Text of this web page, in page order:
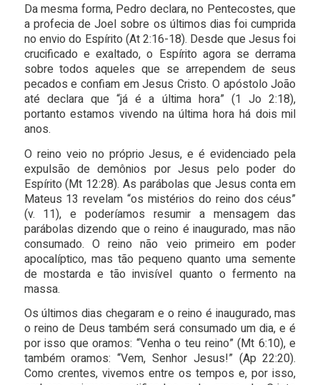
Da mesma forma, Pedro declara, no Pentecostes, que
a profecia de Joel sobre os últimos dias foi cumprida
no envio do Espírito (At 2:16-18). Desde que Jesus foi
crucificado e exaltado, o Espírito agora se derrama
sobre todos aqueles que se arrependem de seus
pecados e confiam em Jesus Cristo. O apóstolo João
até declara que “já é a última hora” (1 Jo 2:18),
portanto estamos vivendo na última hora há dois mil
anos.
O reino veio no próprio Jesus, e é evidenciado pela
expulsão de demônios por Jesus pelo poder do
Espírito (Mt 12:28). As parábolas que Jesus conta em
Mateus 13 revelam “os mistérios do reino dos céus”
(v. 11), e poderíamos resumir a mensagem das
parábolas dizendo que o reino é inaugurado, mas não
consumado. O reino não veio primeiro em poder
apocalíptico, mas tão pequeno quanto uma semente
de mostarda e tão invisível quanto o fermento na
massa.
Os últimos dias chegaram e o reino é inaugurado, mas
o reino de Deus também será consumado um dia, e é
por isso que oramos: “Venha o teu reino” (Mt 6:10), e
também oramos: “Vem, Senhor Jesus!” (Ap 22:20).
Como crentes, vivemos entre os tempos e, por isso,